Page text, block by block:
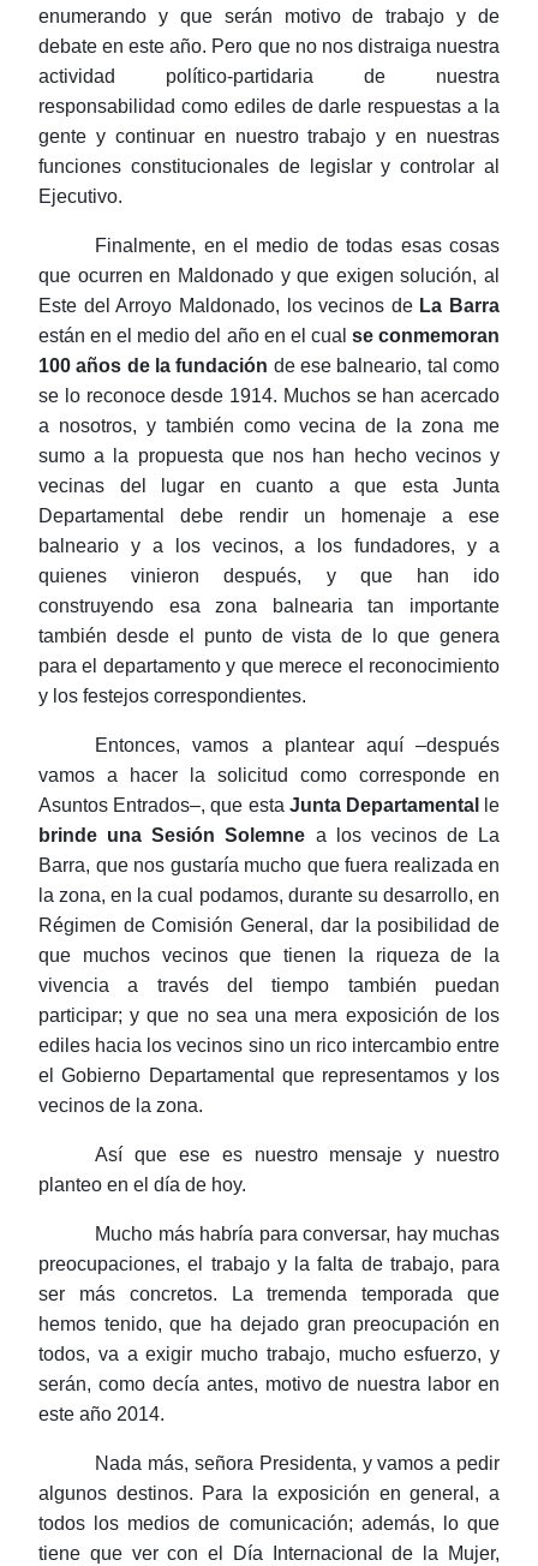
enumerando y que serán motivo de trabajo y de
debate en este año. Pero que no nos distraiga nuestra
actividad político-partidaria de nuestra
responsabilidad como ediles de darle respuestas a la
gente y continuar en nuestro trabajo y en nuestras
funciones constitucionales de legislar y controlar al
Ejecutivo.
Finalmente, en el medio de todas esas cosas
que ocurren en Maldonado y que exigen solución, al
Este del Arroyo Maldonado, los vecinos de La Barra
están en el medio del año en el cual se conmemoran
100 años de la fundación de ese balneario, tal como
se lo reconoce desde 1914. Muchos se han acercado
a nosotros, y también como vecina de la zona me
sumo a la propuesta que nos han hecho vecinos y
vecinas del lugar en cuanto a que esta Junta
Departamental debe rendir un homenaje a ese
balneario y a los vecinos, a los fundadores, y a
quienes vinieron después, y que han ido
construyendo esa zona balnearia tan importante
también desde el punto de vista de lo que genera
para el departamento y que merece el reconocimiento
y los festejos correspondientes.
Entonces, vamos a plantear aquí –después
vamos a hacer la solicitud como corresponde en
Asuntos Entrados–, que esta Junta Departamental
le
brinde una Sesión Solemne a los vecinos de La
Barra, que nos gustaría mucho que fuera realizada en
la zona, en la cual podamos, durante su desarrollo, en
Régimen de Comisión General, dar la posibilidad de
que muchos vecinos que tienen la riqueza de la
vivencia a través del tiempo también puedan
participar; y que no sea una mera exposición de los
ediles hacia los vecinos sino un rico intercambio entre
el Gobierno Departamental que representamos y los
vecinos de la zona.
Así que ese es nuestro mensaje y nuestro
planteo en el día de hoy.
Mucho más habría para conversar, hay muchas
preocupaciones, el trabajo y la falta de trabajo, para
ser más concretos. La tremenda temporada que
hemos tenido, que ha dejado gran preocupación en
todos, va a exigir mucho trabajo, mucho esfuerzo, y
serán, como decía antes, motivo de nuestra labor en
este año 2014.
Nada más, señora Presidenta, y vamos a pedir
algunos destinos. Para la exposición en general, a
todos los medios de comunicación; además, lo que
tiene que ver con el Día Internacional de la Mujer,